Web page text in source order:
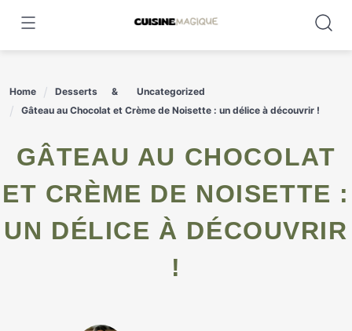
content
Home Desserts
Uncategorized
Gâteau au Chocolat et Crème de Noisette : un délice à découvrir !
GÂTEAU AU CHOCOLAT
ET CRÈME DE NOISETTE :
UN DÉLICE À DÉCOUVRIR
!